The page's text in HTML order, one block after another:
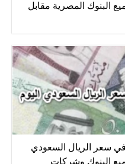
20 يونيو 2022 في جميع البنوك المصرية مقابل
في سعر الريال السعودي
20 يونيو 2022 في جميع البنوك وشركات